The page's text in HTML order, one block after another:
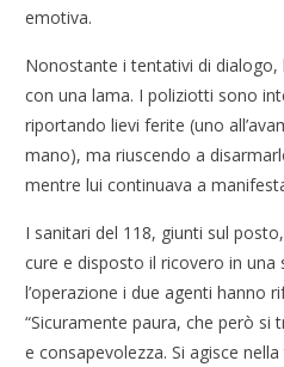
emotiva.
Nonostante i tentativi di dialogo,
con una lama. I poliziotti sono
riportando lievi ferite (uno
mano), ma riuscendo a
mentre lui continuava a
I sanitari del 118, giunti sul
cure e disposto il ricovero in
l’operazione i due agenti hanno
“Sicuramente paura, che però
e consapevolezza. Si agisce